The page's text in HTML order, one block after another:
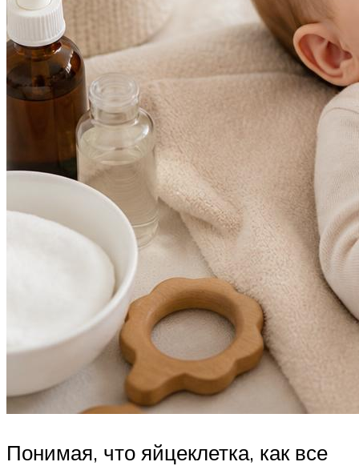
Понимая, что яйцеклетка, как все